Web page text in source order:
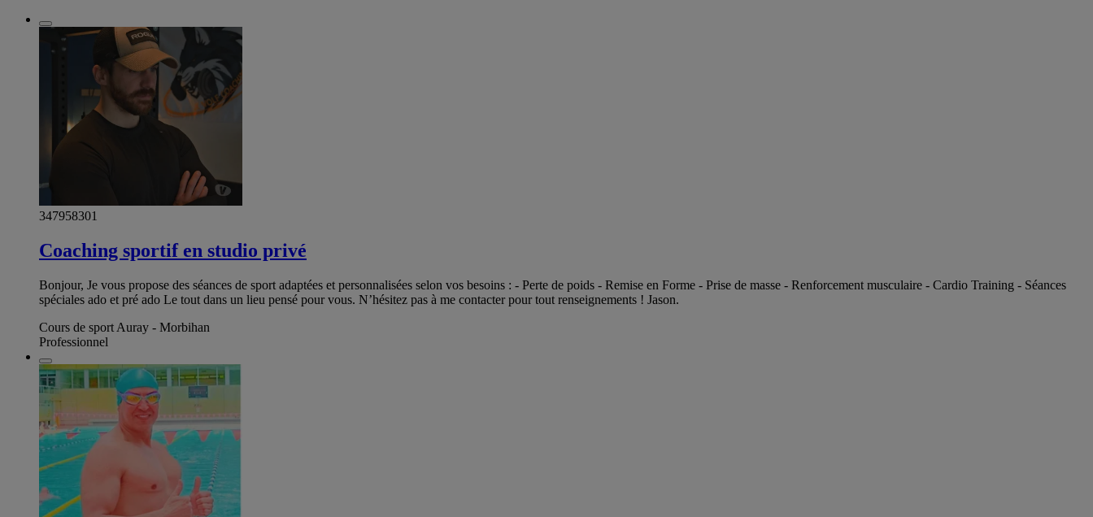
347958301
Coaching sportif en studio privé
Bonjour, Je vous propose des séances de sport adaptées et personnalisées selon vos besoins : - Perte de poids - Remise en Forme - Prise de masse - Renforcement musculaire - Cardio Training - Séances
spéciales ado et pré ado Le tout dans un lieu pensé pour vous. N’hésitez pas à me contacter pour tout renseignements ! Jason.
Cours de sport Auray - Morbihan
Professionnel